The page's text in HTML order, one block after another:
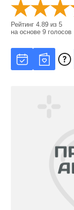
Рейтинг4.89 из5
на основе9 голосов